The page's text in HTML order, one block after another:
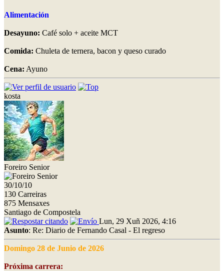
Alimentación
Desayuno: Café solo + aceite MCT
Comida: Chuleta de ternera, bacon y queso curado
Cena: Ayuno
kosta
Foreiro Senior
30/10/10
130 Carreiras
875 Mensaxes
Santiago de Compostela
Lun, 29 Xuñ 2026, 4:16
Asunto: Re: Diario de Fernando Casal - El regreso
Domingo 28 de Junio de 2026
Próxima carrera: